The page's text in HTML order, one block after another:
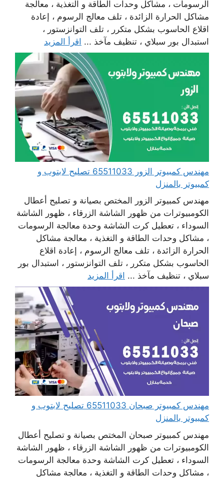
الرسومات ، مشاكل وحدات الطاقة و التغذية ، معالجة
مشاكل الحرارة الزائدة ، تلف معالج الرسوم ، إعادة
اقلاع الحاسوب بشكل متكرر ، تلف التوانزستور ،
استبدال بور سبلاي ، تنظيف مآخذ ... اقرأ المزيد
مهندس كمبيوتر الزور 65511033 تصليح لابتوب و
كمبيوتر بالمنزل
مهندس كمبيوتر الزور المختص بصيانة و تصليح أعطال
الكومبيوترات من ظهور الشاشة الزرقاء ، ظهور الشاشة
السوداء ، تعطيل كرت الشاشة وحدة معالجة الرسومات
، مشاكل وحدات الطاقة و التغذية ، معالجة مشاكل
الحرارة الزائدة ، تلف معالج الرسوم ، إعادة اقلاع
الحاسوب بشكل متكرر ، تلف التوانزستور ، استبدال بور
سبلاي ، تنظيف مآخذ ... اقرأ المزيد
مهندس كمبيوتر صبحان 65511033 تصليح لابتوب و
كمبيوتر بالمنزل
مهندس كمبيوتر صبحان المختص بصيانة و تصليح أعطال
الكومبيوترات من ظهور الشاشة الزرقاء ، ظهور الشاشة
السوداء ، تعطيل كرت الشاشة وحدة معالجة الرسومات
، مشاكل وحدات الطاقة و التغذية ، معالجة مشاكل